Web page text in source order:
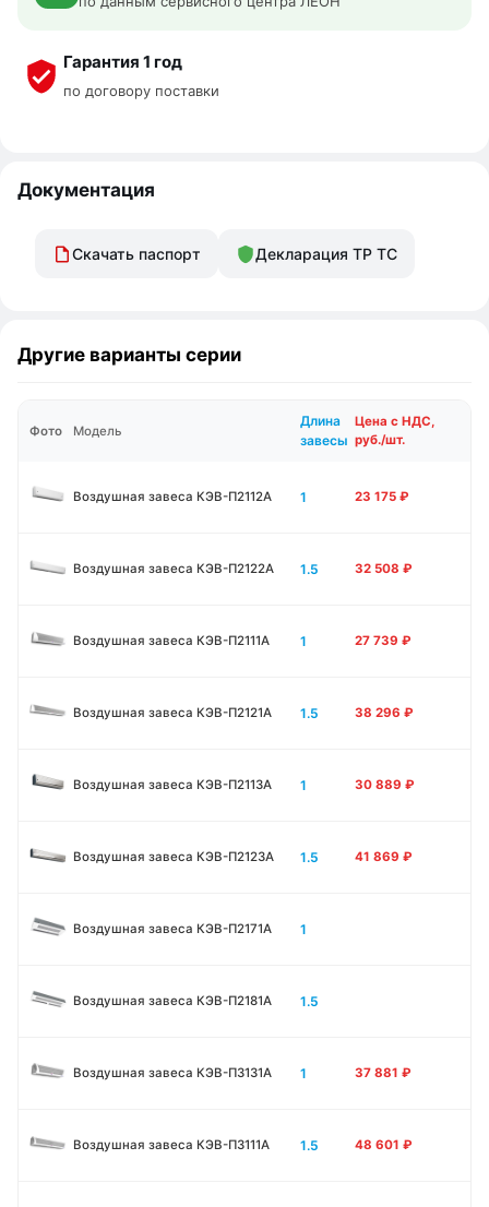
Гарантия 1 год
по договору поставки
Документация
Скачать паспорт Декларация ТР ТС
Другие варианты серии
Фото Модель
Длина
завесы
Цена с НДС,
руб./шт.
Воздушная завеса КЭВ-П2112А 1 23 175 ₽
Воздушная завеса КЭВ-П2122А 1.5 32 508 ₽
Воздушная завеса КЭВ-П2111A 1 27 739 ₽
Воздушная завеса КЭВ-П2121A 1.5 38 296 ₽
Воздушная завеса КЭВ-П2113A 1 30 889 ₽
Воздушная завеса КЭВ-П2123A 1.5 41 869 ₽
Воздушная завеса КЭВ-П2171A 1
Воздушная завеса КЭВ-П2181A 1.5
Воздушная завеса КЭВ-П3131A 1 37 881 ₽
Воздушная завеса КЭВ-П3111A 1.5 48 601 ₽